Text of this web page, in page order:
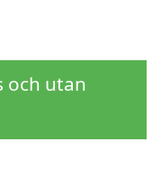
och utan